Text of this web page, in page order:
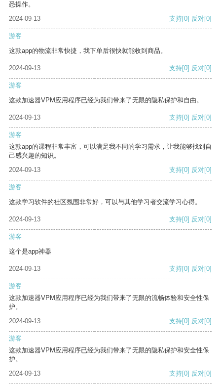
悉操作。
2024-09-13
支持[0] 反对[0]
游客
这款app的物流非常快捷，我下单后很快就能收到商品。
2024-09-13 支持[0] 反对[0]
游客
这款加速器VPM应用程序已经为我们带来了无限的隐私保护和自由。
2024-09-13 支持[0] 反对[0]
游客
这款app的课程非常丰富，可以满足我不同的学习需求，让我能够找到自
己感兴趣的知识。
2024-09-13
支持[0] 反对[0]
游客
这款学习软件的社区氛围非常好，可以与其他学习者交流学习心得。
2024-09-13 支持[0] 反对[0]
游客
这个是app神器
2024-09-13 支持[0] 反对[0]
游客
这款加速器VPM应用程序已经为我们带来了无限的流畅体验和安全性保
护。
2024-09-13
支持[0] 反对[0]
游客
这款加速器VPM应用程序已经为我们带来了无限的隐私保护和安全性保
护。
2024-09-13
支持[0] 反对[0]